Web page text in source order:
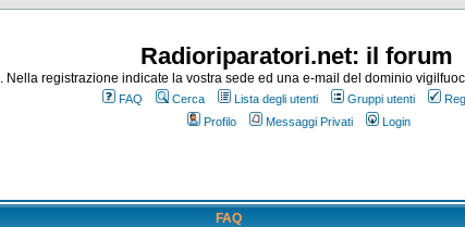
Radioriparatori.net: il forum
. Nella registrazione indicate la vostra sede ed una e-mail del dominio
FAQ Cerca Lista degli utenti Gruppi utenti
Profilo
Messaggi Privati Login
FAQ